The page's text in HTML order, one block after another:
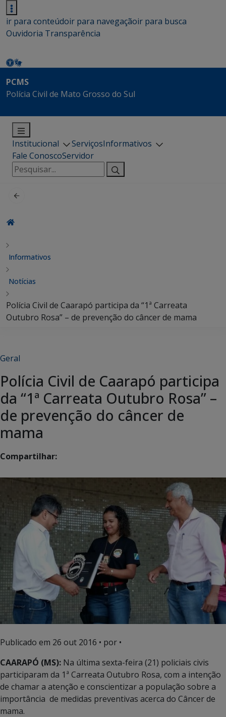
ir para conteúdoir para navegaçãoir para busca
Ouvidoria Transparência
PCMS
Polícia Civil de Mato Grosso do Sul
Institucional ServiçosInformativos
Fale ConoscoServidor
Pesquisar
por:
Informativos
Notícias
Polícia Civil de Caarapó participa da “1ª Carreata
Outubro Rosa” – de prevenção do câncer de mama
Geral
Polícia Civil de Caarapó participa
da “1ª Carreata Outubro Rosa” –
de prevenção do câncer de
mama
Compartilhar:
Publicado em 26 out 2016 • por •
CAARAPÓ (MS): Na última sexta-feira (21) policiais civis
participaram da 1ª Carreata Outubro Rosa, com a intenção
de chamar a atenção e conscientizar a população sobre a
importância de medidas preventivas acerca do Câncer de
mama.